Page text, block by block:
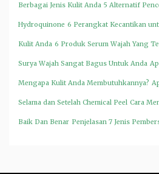
Berbagai Jenis Kulit Anda 5 Alternatif
Hydroquinone 6 Perangkat Kecantikan
Kulit Anda 6 Produk Serum Wajah Yang
Surya Wajah Sangat Bagus Untuk Anda
Mengapa Kulit Anda Membutuhkannya?
Selama dan Setelah Chemical Peel Cara
Baik Dan Benar Penjelasan 7 Jenis